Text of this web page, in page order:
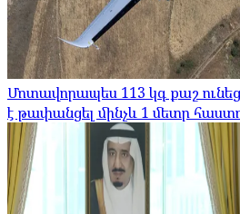
Մոտավորապես 113 կգ քաշ
է թափանցել մինչև 1 մետր